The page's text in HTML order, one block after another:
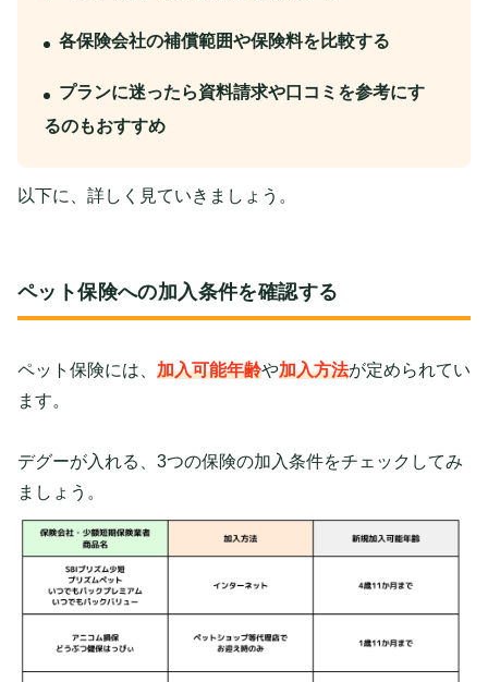
各保険会社の補償範囲や保険料を比較する
プランに迷ったら資料請求や口コミを参考にす
るのもおすすめ
以下に、詳しく見ていきましょう。
ペット保険への加入条件を確認する
ペット保険には、 加入可能年齢や加入方法が定められてい
ます。
デグーが入れる、3つの保険の加入条件をチェックしてみ
ましょう。